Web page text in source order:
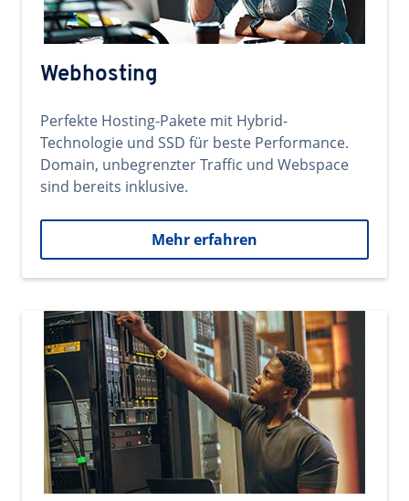
Webhosting
Perfekte Hosting-Pakete mit Hybrid-
Technologie und SSD für beste Performance.
Domain, unbegrenzter Traffic und Webspace
sind bereits inklusive.
Mehr erfahren